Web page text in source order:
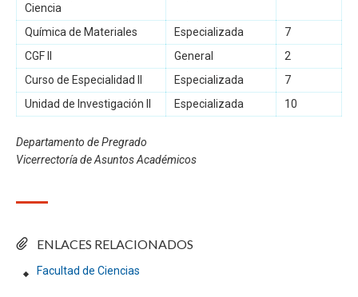
ENLACES RELACIONADOS
Facultad de Ciencias
Ciencia
Química de Materiales Especializada
7
CGF II
General
2
Curso de Especialidad II
Especializada
7
Unidad de Investigación II
Especializada 10
Departamento de Pregrado
Vicerrectoría de Asuntos Académicos